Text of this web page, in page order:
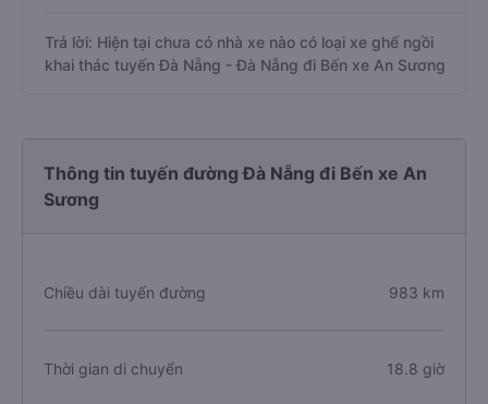
Trả lời: Hiện tại chưa có nhà xe nào có loại xe ghế ngồi
khai thác tuyến Đà Nẵng - Đà Nẵng đi Bến xe An Sương
Thông tin tuyến đường Đà Nẵng đi Bến xe An
Sương
Chiều dài tuyến đường 983 km
Thời gian di chuyển 18.8 giờ